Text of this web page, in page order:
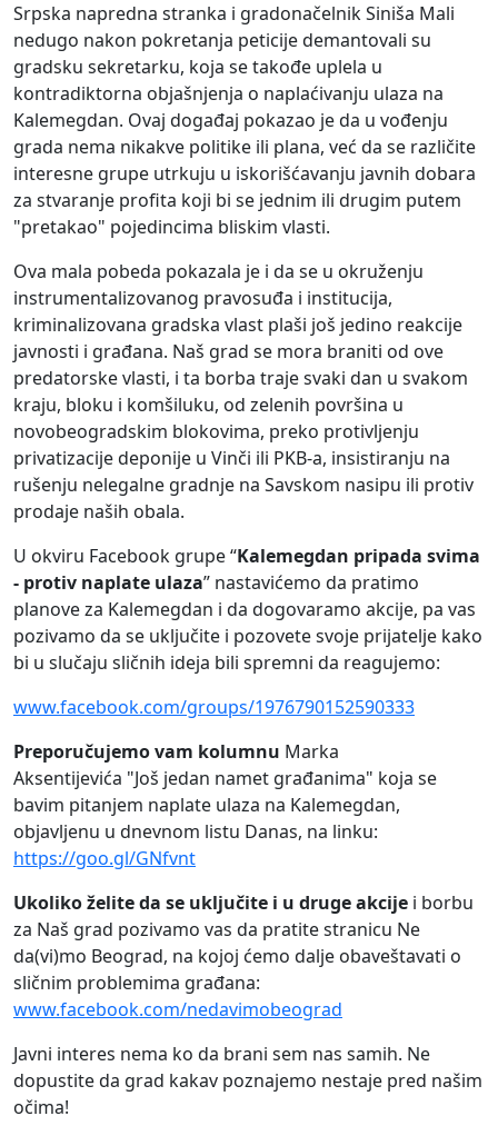
Srpska napredna stranka i gradonačelnik Siniša Mali
nedugo nakon pokretanja peticije demantovali su
gradsku sekretarku, koja se takođe uplela u
kontradiktorna objašnjenja o naplaćivanju ulaza na
Kalemegdan. Ovaj događaj pokazao je da u vođenju
grada nema nikakve politike ili plana, već da se različite
interesne grupe utrkuju u iskorišćavanju javnih dobara
za stvaranje profita koji bi se jednim ili drugim putem
"pretakao" pojedincima bliskim vlasti.
Ova mala pobeda pokazala je i da se u okruženju
instrumentalizovanog pravosuđa i institucija,
kriminalizovana gradska vlast plaši još jedino reakcije
javnosti i građana. Naš grad se mora braniti od ove
predatorske vlasti, i ta borba traje svaki dan u svakom
kraju, bloku i komšiluku, od zelenih površina u
novobeogradskim blokovima, preko protivljenju
privatizacije deponije u Vinči ili PKB-a, insistiranju na
rušenju nelegalne gradnje na Savskom nasipu ili protiv
prodaje naših obala.
U okviru Facebook grupe “Kalemegdan pripada svima
- protiv naplate ulaza” nastavićemo da pratimo
planove za Kalemegdan i da dogovaramo akcije, pa vas
pozivamo da se uključite i pozovete svoje prijatelje kako
bi u slučaju sličnih ideja bili spremni da reagujemo:
www.facebook.com/groups/1976790152590333
Preporučujemo vam kolumnu Marka
Aksentijevića "Još jedan namet građanima" koja se
bavim pitanjem naplate ulaza na Kalemegdan,
objavljenu u dnevnom listu Danas, na linku:
https://goo.gl/GNfvnt
Ukoliko želite da se uključite i u druge akcije i borbu
za Naš grad pozivamo vas da pratite stranicu Ne
da(vi)mo Beograd, na kojoj ćemo dalje obaveštavati o
sličnim problemima građana:
www.facebook.com/nedavimobeograd
Javni interes nema ko da brani sem nas samih. Ne
dopustite da grad kakav poznajemo nestaje pred našim
očima!